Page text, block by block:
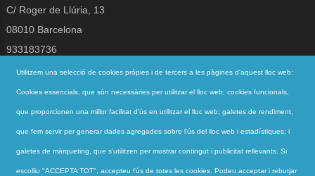
C/ Roger de Llúria, 13
08010 Barcelona
933183736
jesuites@jesuites.net
Segueix-nos a
Utilitzem una selecció de cookies pròpies i de tercers a les pàgines d'aquest lloc web:
Cookies essencials, que són necessàries per utilitzar el lloc web; cookies funcionals,
que proporcionen una millor facilitat d'ús en utilitzar el lloc web; galetes de rendiment,
que fem servir per generar dades agregades sobre l'ús del lloc web i estadístiques; i
galetes de màrqueting, que s'utilitzen per mostrar contingut i publicitat rellevants. Si
escolliu "ACCEPTA TOT", accepteu l'ús de totes les cookies. Podeu acceptar i rebutjar